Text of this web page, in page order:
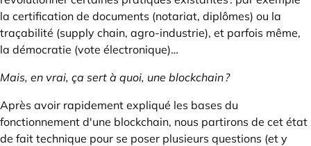
la certification de documents (notariat, diplômes) ou la
traçabilité (supply chain, agro-industrie), et parfois même,
la démocratie (vote électronique)…
Mais, en vrai, ça sert à quoi, une blockchain ?
Après avoir rapidement expliqué les bases du
fonctionnement d'une blockchain, nous partirons de cet état
de fait technique pour se poser plusieurs questions (et y